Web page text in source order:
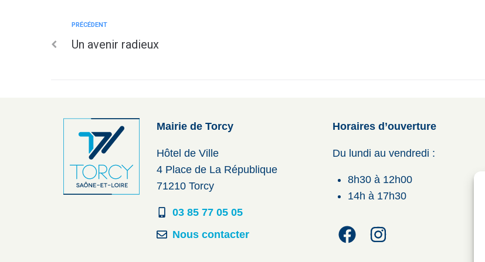
PRÉCÉDENT
Un avenir radieux
Mairie de Torcy
Hôtel de Ville
4 Place de La République
71210 Torcy
03 85 77 05 05
Nous contacter
Horaires d’ouverture
Du lundi au vendredi :
8h30 à 12h00
14h à 17h30